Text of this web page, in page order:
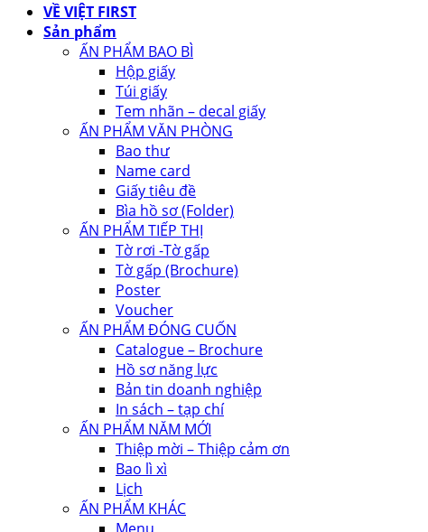
VỀ VIỆT FIRST
Sản phẩm
ẤN PHẨM BAO BÌ
Hộp giấy
Túi giấy
Tem nhãn – decal giấy
ẤN PHẨM VĂN PHÒNG
Bao thư
Name card
Giấy tiêu đề
Bìa hồ sơ (Folder)
ẤN PHẨM TIẾP THỊ
Tờ rơi -Tờ gấp
Tờ gấp (Brochure)
Poster
Voucher
ẤN PHẨM ĐÓNG CUỐN
Catalogue – Brochure
Hồ sơ năng lực
Bản tin doanh nghiệp
In sách – tạp chí
ẤN PHẨM NĂM MỚI
Thiệp mời – Thiệp cảm ơn
Bao lì xì
Lịch
ẤN PHẨM KHÁC